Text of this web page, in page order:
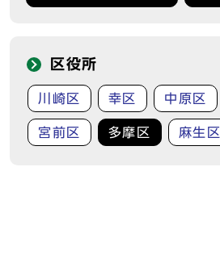
区役所
川崎区 幸区 中原区
宮前区 多摩区 麻生区